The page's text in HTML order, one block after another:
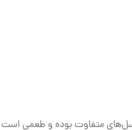
متفاوت بوده و طعمی